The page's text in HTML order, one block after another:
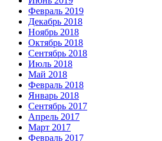
Февраль 2019
Декабрь 2018
Ноябрь 2018
Октябрь 2018
Сентябрь 2018
Июль 2018
Май 2018
Февраль 2018
Январь 2018
Сентябрь 2017
Апрель 2017
Март 2017
Февраль 2017